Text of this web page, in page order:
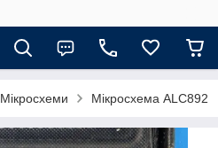
Мікросхеми Мікросхема ALC892